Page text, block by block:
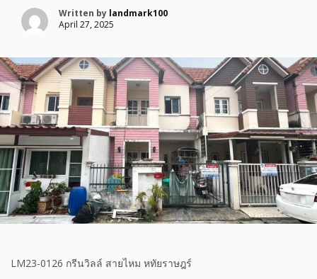
Written by landmark100
April 27, 2025
LM23-0126 กรีนวิลล์ สายไหม หทัยราษฎร์